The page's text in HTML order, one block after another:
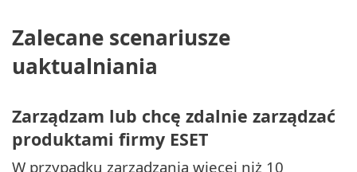
Zalecane scenariusze
uaktualniania
Zarządzam lub chcę zdalnie zarządzać
produktami firmy ESET
W przypadku zarządzania więcej niż 10